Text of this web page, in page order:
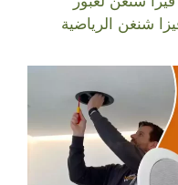
شنغن الرياضية